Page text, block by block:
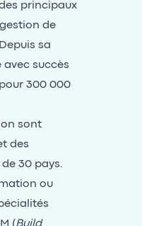
principaux
de
sa
succès
300 000
sont
des
30 pays.
ou
(Build